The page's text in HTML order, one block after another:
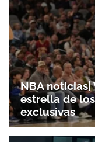
NBA noticias|
estrella de
exclusivas